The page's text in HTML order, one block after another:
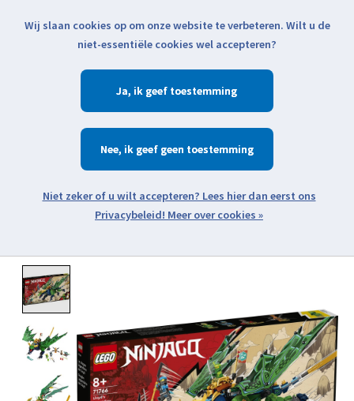
Klik voor actuele verzendinformatie...
Verlanglijst
Zoeken
Open webshop menu
Wij slaan cookies op om onze website te verbeteren. Wilt u de
niet-essentiële cookies wel accepteren?
Ja
Nee
Meer over cookies »